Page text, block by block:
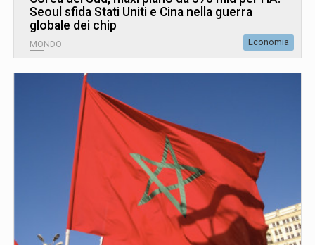
Seoul sfida Stati Uniti e Cina nella guerra
globale dei chip
MONDO Economia